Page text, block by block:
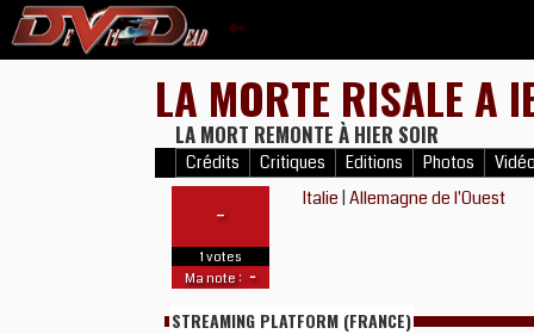
LA MORTE RISALE A
LA MORT REMONTE À HIER SOIR
Crédits Critiques Editions Photos
-
1 votes
Ma note : -
Italie |Allemagne de l'Ouest
STREAMING PLATFORM (FRANCE)